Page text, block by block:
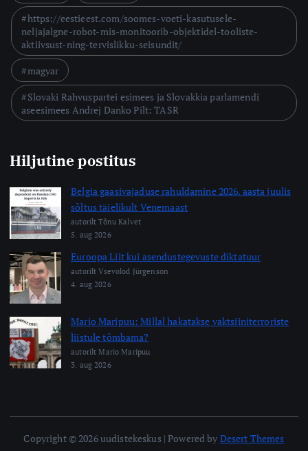
https://eestieest.com/soomes-voeti-kasutusele-
neljajalgne-robot-mis-monitoorib-objektidel-tooliste-
aktiivsust-ning-tervislikku-seisundit/
magyar
Slovaki Rahvuspartei esimees ja Slovakkia parlamendi
aseesimees Andrej Danko Pilt: TASR
Hiljutine postitus
Belgia gaasivajaduse rahuldamine 2026. aasta juulis
sõltus täielikult Venemaast
autorilt Tõnu Kalvet
5. aug 2026
Euroopa Liit kui asendustegevuste diktatuur
autorilt Vsevolod Jürgenson
4. aug 2026
Mario Maripuu: Millal hakatakse vaktsiiniterroriste
liistule tõmbama?
autorilt Mario Maripuu
3. aug 2026
Copyright © 2026 uudistekeskus | Powered by Desert Themes